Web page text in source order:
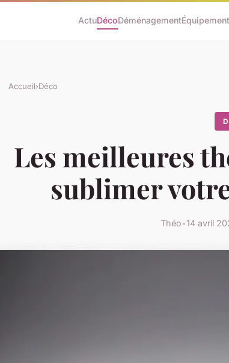
ActuDécoDéménagementÉquipement
Accueil›Déco
Les meilleures
sublimer
Théo•14 avril